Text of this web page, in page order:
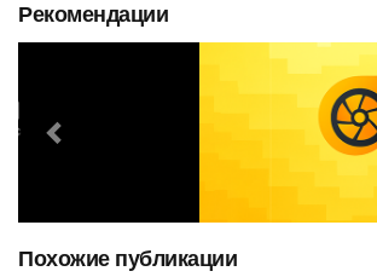
Рекомендации
e
o
u
Похожие публикации